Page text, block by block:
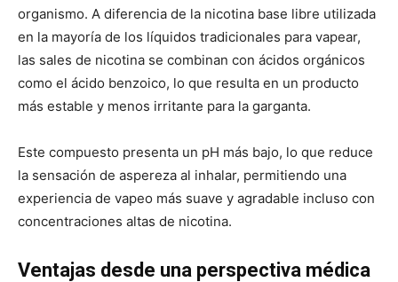
organismo. A diferencia de la nicotina base libre utilizada
en la mayoría de los líquidos tradicionales para vapear,
las sales de nicotina se combinan con ácidos orgánicos
como el ácido benzoico, lo que resulta en un producto
más estable y menos irritante para la garganta.
Este compuesto presenta un pH más bajo, lo que reduce
la sensación de aspereza al inhalar, permitiendo una
experiencia de vapeo más suave y agradable incluso con
concentraciones altas de nicotina.
Ventajas desde una perspectiva médica